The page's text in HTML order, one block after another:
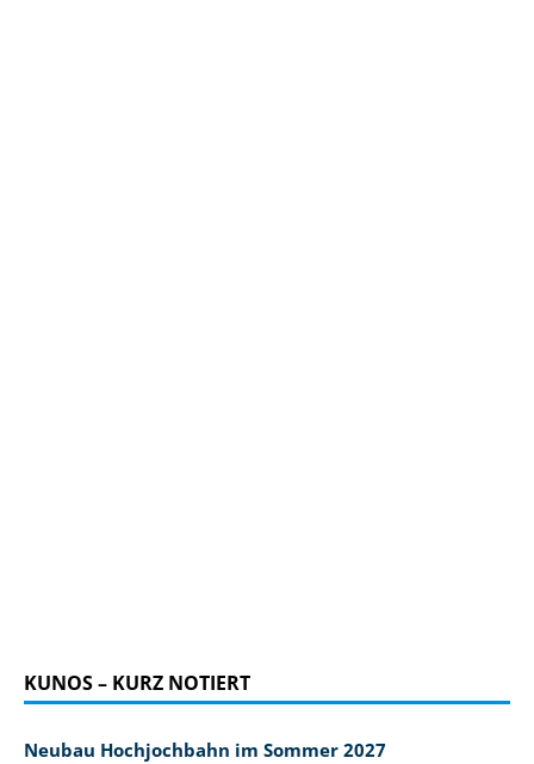
KUNOS – KURZ NOTIERT
Neubau Hochjochbahn im Sommer 2027